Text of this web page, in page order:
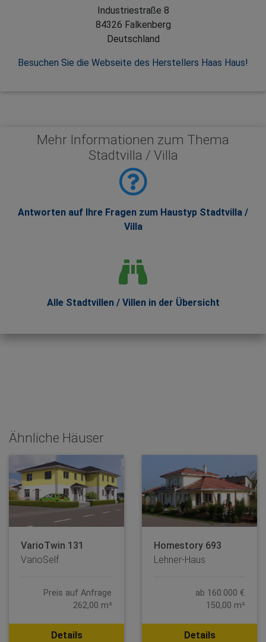
Industriestraße 8
84326 Falkenberg
Deutschland
Besuchen Sie die Webseite des Herstellers Haas Haus!
Mehr Informationen zum Thema
Stadtvilla / Villa
Antworten auf Ihre Fragen zum Haustyp Stadtvilla /
Villa
Alle Stadtvillen / Villen in der Übersicht
Ähnliche Häuser
VarioTwin 131
VarioSelf
Preis auf Anfrage
262,00 m²
Details
Homestory 693
Lehner-Haus
ab 160.000 €
150,00 m²
Details